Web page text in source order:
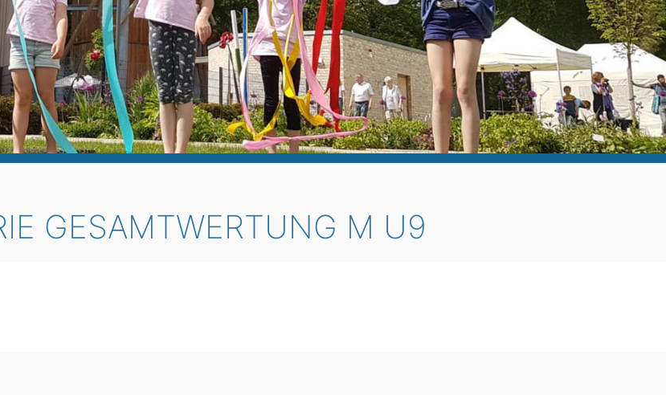
GESAMTWERTUNG M U9